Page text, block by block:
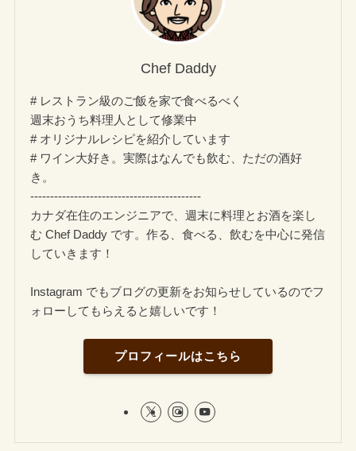
Chef Daddy
# レストラン級のご飯を家で食べるべく
週末おうち料理人として修業中
# オリジナルレシピを紹介しています
# ワイン大好き。実際はなんでも飲む、ただの酒好
き。
-------------------------------------------
カナダ在住のエンジニアで、週末に料理とお酒を楽し
む Chef Daddy です。作る、食べる、飲むを中心に発信
していきます！
Instagram でもブログの更新をお知らせしているのでフ
ォローしてもらえると嬉しいです！
プロフィールはこちら